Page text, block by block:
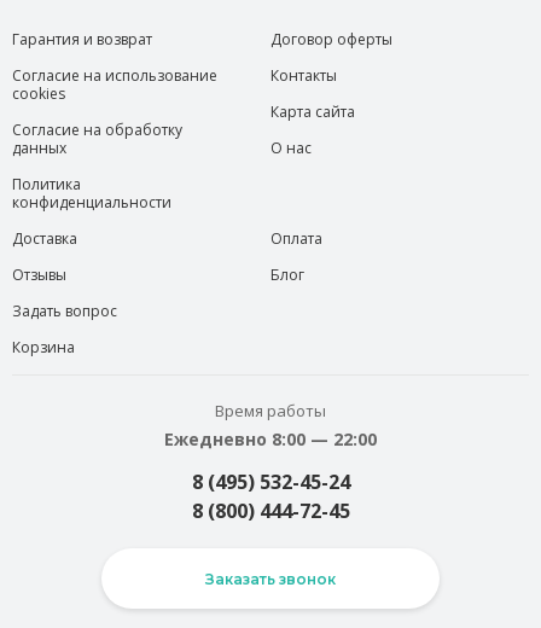
Гарантия и возврат
Согласие на использование
cookies
Согласие на обработку
данных
Политика
конфиденциальности
Договор оферты
Контакты
Карта сайта
О нас
Доставка
Отзывы
Задать вопрос
Корзина
Оплата
Блог
Время работы
Ежедневно 8:00 — 22:00
8 (495) 532-45-24
8 (800) 444-72-45
Заказать звонок